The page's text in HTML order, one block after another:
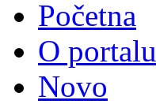
Početna
O portalu
Novo